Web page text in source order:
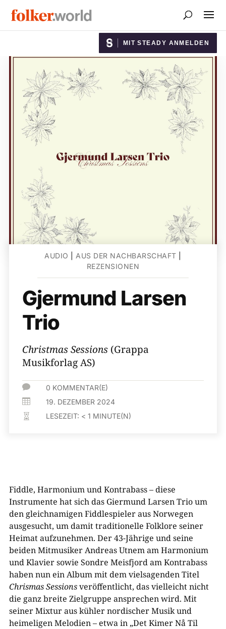
MIT STEADY ANMELDEN
AUDIO AUS DER NACHBARSCHAFT
REZENSIONEN
Gjermund Larsen
Trio
Christmas Sessions (Grappa
Musikforlag AS)
 0 KOMMENTAR(E)
 19. DEZEMBER 2024
 LESEZEIT: < 1 MINUTE(N)
Fiddle, Harmonium und Kontrabass – diese
Instrumente hat sich das Giermund Larsen Trio um
den gleichnamigen Fiddlespieler aus Norwegen
ausgesucht, um damit traditionelle Folklore seiner
Heimat aufzunehmen. Der 43-Jährige und seine
beiden Mitmusiker Andreas Utnem am Harmonium
und Klavier sowie Sondre Meisfjord am Kontrabass
haben nun ein Album mit dem vielsagenden Titel
Chrismas Sessionsveröffentlicht, das vielleicht nicht
die ganz breite Zielgruppe ansprechen wird. Mit
seiner Mixtur aus kühler nordischer Musik und
heimeligen Melodien – etwa in „Det Kimer Nå Til